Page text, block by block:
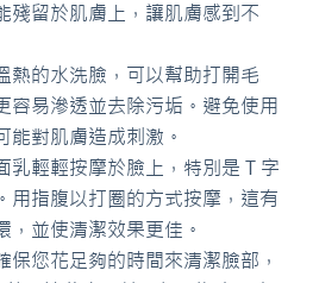
殘留於肌膚上，讓肌膚感到不
熱的水洗臉，可以幫助打開毛
容易滲透並去除污垢。避免使用
能對肌膚造成刺激。
乳輕輕按摩於臉上，特別是 T 字
用指腹以打圈的方式按摩，這有
，並使清潔效果更佳。
保您花足夠的時間來清潔臉部，